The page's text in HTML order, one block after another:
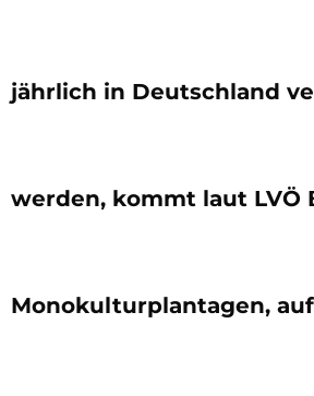
jährlich in Deutschland
werden, kommt laut LVÖ
Monokulturplantagen,